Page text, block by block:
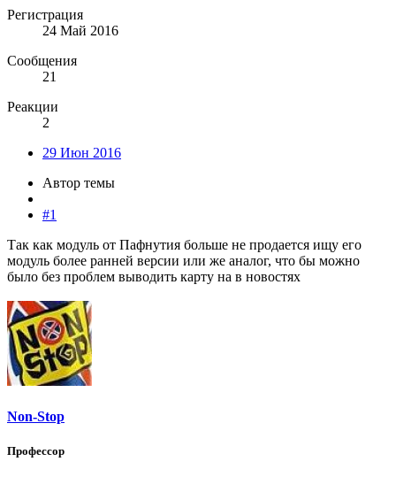
Регистрация
24 Май 2016
Сообщения
21
Реакции
2
29 Июн 2016
Автор темы
#1
Так как модуль от Пафнутия больше не продается ищу его
модуль более ранней версии или же аналог, что бы можно
было без проблем выводить карту на в новостях
Non-Stop
Профессор